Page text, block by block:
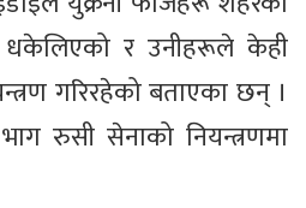
धकेलिएको र उनीहरूले केही
गरिरहेको बताएका छन् ।
रुसी सेनाको नियन्त्रणमा